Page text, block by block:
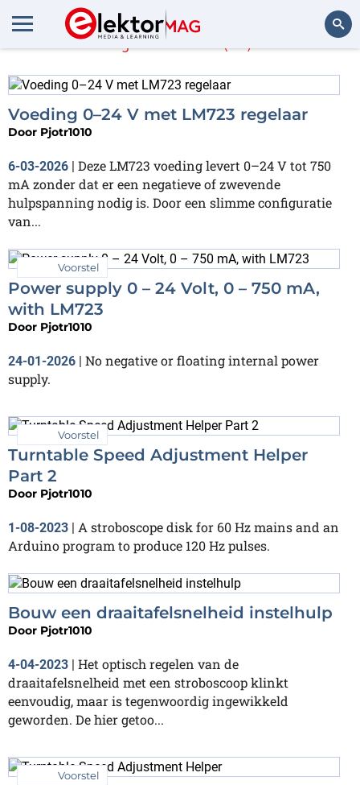
Pjotr1010
Voeding 0–24 V met LM723 regelaar
Door Pjotr1010
6-03-2026 | Deze LM723 voeding levert 0–24 V tot 750
mA zonder dat er een negatieve of zwevende
hulpspanning nodig is. Door een slimme configuratie
van...
Voorstel
Power supply 0 – 24 Volt, 0 – 750 mA,
with LM723
Door Pjotr1010
24-01-2026 | No negative or floating internal power
supply.
Voorstel
Turntable Speed Adjustment Helper
Part 2
Door Pjotr1010
1-08-2023
A stroboscope disk for 60 Hz mains and an
Arduino program to produce 120 Hz pulses.
Bouw een draaitafelsnelheid instelhulp
Door Pjotr1010
4-04-2023 | Het optisch regelen van de
draaitafelsnelheid met een stroboscoop klinkt
eenvoudig, maar is tegenwoordig ingewikkeld
geworden. De hier getoo...
Voorstel